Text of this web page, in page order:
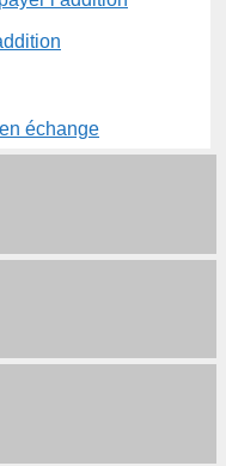
échange